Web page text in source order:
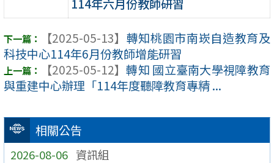
相關公告
2026-08-06 資訊組
114年六月份教師研習
【2025-05-13】 轉知桃園市南崁自造教育及
科技中心114年6月份教師增能研習
【2025-05-12】 轉知 國立臺南大學視障教育
與重建中心辦理「114年度聽障教育專精 ...